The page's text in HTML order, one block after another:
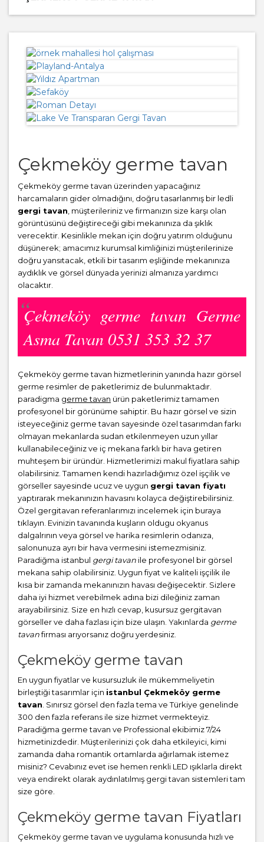
Çekmeköy germe tavan
Çekmeköy germe tavan üzerinden yapacağınız
harcamaların gider olmadığını, doğru tasarlanmış bir ledli
gergi tavan , müşterileriniz ve firmanızın size karşı olan
görüntüsünü değiştireceği gibi mekanınıza da şıklık
verecektir. Kesinlikle mekan için doğru yatırım olduğunu
düşünerek; amacımız kurumsal kimliğinizi müşterilerinize
doğru yansıtacak, etkili bir tasarım eşliğinde mekanınıza
aydıklık ve görsel dünyada yerinizi almanıza yardımcı
olacaktır.
Çekmeköy germe tavan Germe
Asma Tavan 0531 353 32 37
Çekmeköy germe tavan hizmetlerinin yanında hazır görsel
germe resimler de paketlerimiz de bulunmaktadır.
paradigma germe tavan ürün paketlerimiz tamamen
profesyonel bir görünüme sahiptir. Bu hazır görsel ve sizin
isteyeceğiniz germe tavan sayesinde özel tasarımdan farkı
olmayan mekanlarda sudan etkilenmeyen uzun yıllar
kullanabileceğiniz ve iç mekana farklı bir hava getiren
muhteşem bir üründür. Hizmetlerimizi makul fiyatlara sahip
olabilirsiniz. Tamamen kendi hazırladığımız özel işçilik ve
görseller sayesinde ucuz ve uygun gergi tavan fiyatı
yaptırarak mekanınızın havasını kolayca değiştirebilirsiniz.
Özel gergitavan referanlarımızı incelemek için buraya
tıklayın. Evinizin tavanında kuşların oldugu okyanus
dalgalrının veya görsel ve harika resimlerin odanıza,
salonunuza ayrı bir hava vermesini istemezmisiniz.
Paradiğma istanbul gergi tavan ile profesyonel bir görsel
mekana sahip olabilirsiniz. Uygun fiyat ve kaliteli işçilik ile
kısa bir zamanda mekanınızın havası değişecektir. Sizlere
daha iyi hizmet verebilmek adına bizi dileğiniz zaman
arayabilirsiniz. Size en hızlı cevap, kusursuz gergitavan
görseller ve daha fazlası için bize ulaşın. Yakınlarda germe
tavanfirması arıyorsanız doğru yerdesiniz.
Çekmeköy germe tavan
En uygun fiyatlar ve kusursuzluk ile mükemmeliyetin
birleştiği tasarımlar için istanbul Çekmeköy germe
tavan . Sınırsız görsel den fazla tema ve Türkiye genelinde
300 den fazla referans ile size hizmet vermekteyiz.
Paradiğma germe tavan ve Professional ekibimiz 7/24
hizmetinizdedir. Müşterilerinizi çok daha etkileyici, kimi
zamanda daha romantik ortamlarda ağırlamak istemez
misiniz? Cevabınız evet ise hemen renkli LED ışıklarla direkt
veya endirekt olarak aydınlatılmış gergi tavan sistemleri tam
size göre.
Çekmeköy germe tavan Fiyatları
Çekmeköy germe tavan ve uygulama konusunda hızlı ve